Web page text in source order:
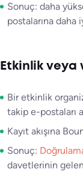
Sonuç: daha
postalarına daha
Etkinlik veya
Bir etkinlik
takip e-postaları
Kayıt akışına
Sonuç:
davetlerinin